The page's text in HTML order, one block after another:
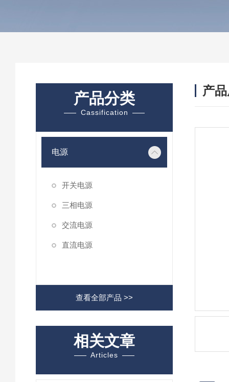
产品分类
Cassification
电源
开关电源
三相电源
交流电源
直流电源
查看全部产品 >>
相关文章
Articles
产